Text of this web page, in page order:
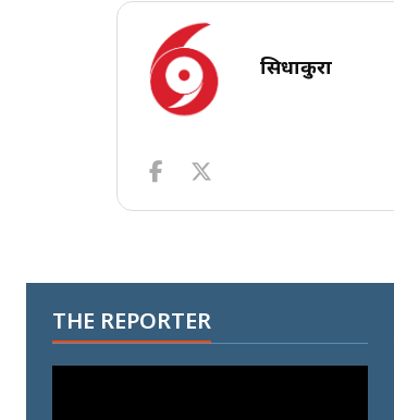
सिधाकुरा
THE REPORTER